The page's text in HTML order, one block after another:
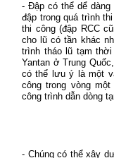
- Đập có thể dể
đập trong quá trình
thi công (đập RCC
cho lũ có tần khác
trình tháo lũ tạm
Yantan ở Trung
có thể lưu ý là một
công trong vòng
công trình dẫn dòng
- Chúng có thể xây